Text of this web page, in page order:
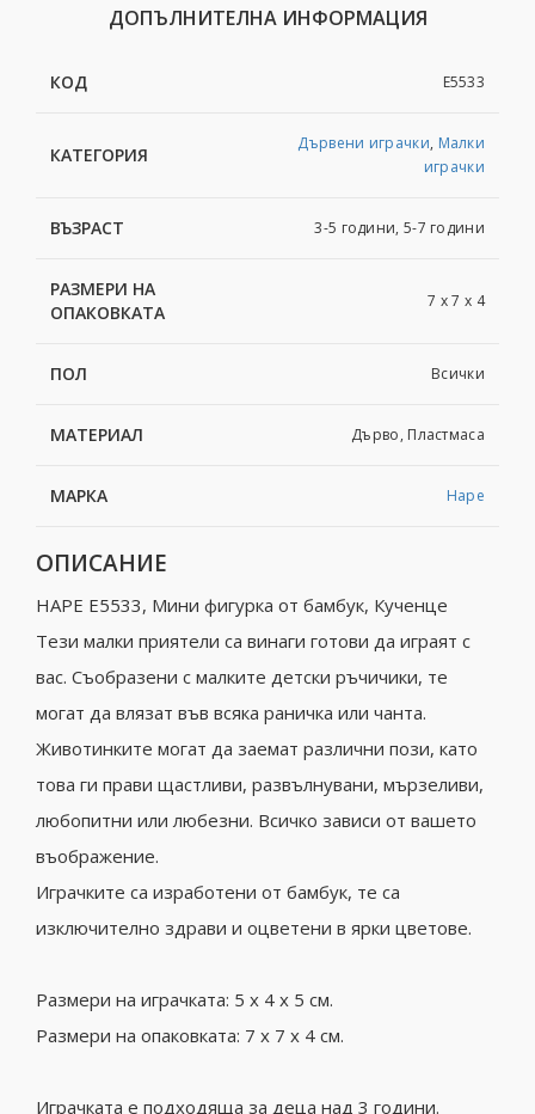
ДОПЪЛНИТЕЛНА ИНФОРМАЦИЯ
КОД Е5533
КАТЕГОРИЯ
Дървени играчки, Малки
играчки
ВЪЗРАСТ 3-5 години, 5-7 години
РАЗМЕРИ НА
ОПАКОВКАТА
7 х 7 х 4
ПОЛ Всички
МАТЕРИАЛ Дърво, Пластмаса
МАРКА Hape
ОПИСАНИЕ
HAPE Е5533, Мини фигурка от бамбук, Кученце
Тези малки приятели са винаги готови да играят с
вас. Съобразени с малките детски ръчичики, те
могат да влязат във всяка раничка или чанта.
Животинките могат да заемат различни пози, като
това ги прави щастливи, развълнувани, мързеливи,
любопитни или любезни. Всичко зависи от вашето
въображение.
Играчките са изработени от бамбук, те са
изключително здрави и оцветени в ярки цветове.
Размери на играчката: 5 x 4 x 5 см.
Размери на опаковката: 7 x 7 x 4 см.
Играчката е подходяща за деца над 3 години.